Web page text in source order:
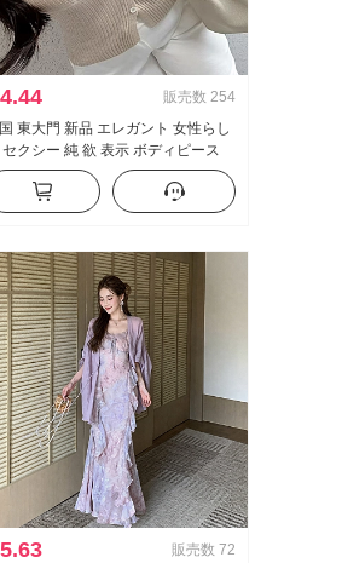
4.44 販売数 254
東大門 新品 エレガント 女性らし
セクシー 純 欲 表示 ボディピース
系 バックル 半袖 ニット Tシャツ ト
ス
5.63 販売数 72